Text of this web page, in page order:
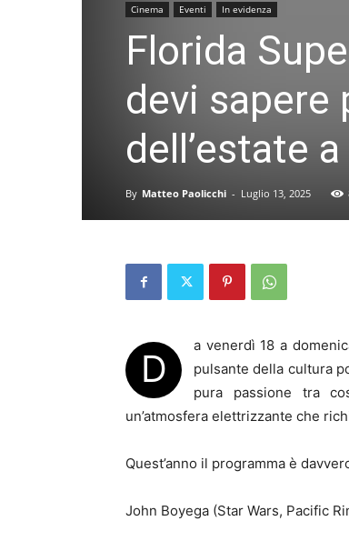
Cinema Eventi In evidenza
Florida
devi sapere
dell’estate
By Matteo Paolicchi - Luglio 13, 2025
D
a venerdì 18 a
pulsante della cultura
pura passione tra
un’atmosfera elettrizzante che
Quest’anno il programma è
John Boyega (Star Wars, Pacific